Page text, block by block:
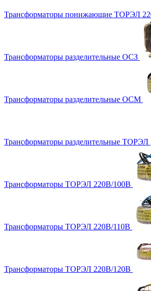
Трансформаторы понижающие ТОРЭЛ
Трансформаторы разделительные ОСЗ
Трансформаторы разделительные ОСМ
Трансформаторы разделительные ТОРЭЛ
Трансформаторы ТОРЭЛ 220В/100В
Трансформаторы ТОРЭЛ 220В/110В
Трансформаторы ТОРЭЛ 220В/120В